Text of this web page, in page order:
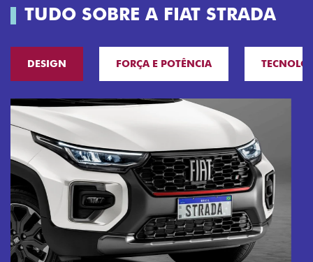
TUDO SOBRE A FIAT STRADA
DESIGN FORÇA E POTÊNCIA